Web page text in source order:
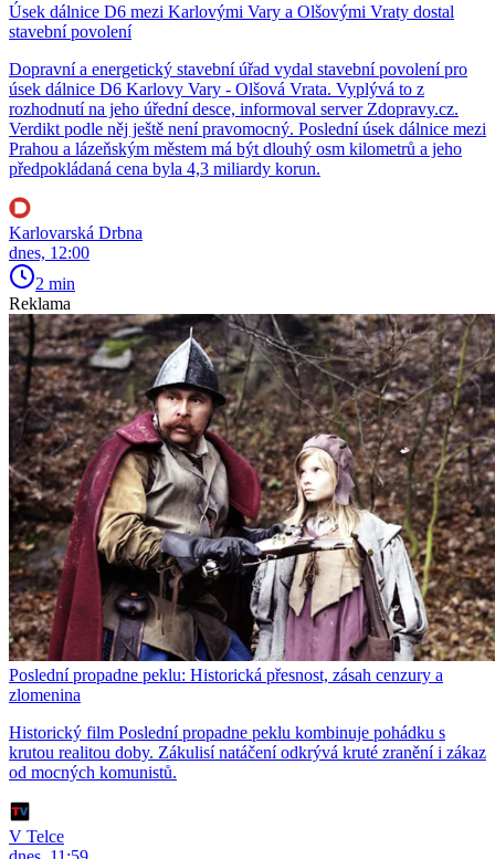
Úsek dálnice D6 mezi Karlovými Vary a Olšovými Vraty dostal
stavební povolení
Dopravní a energetický stavební úřad vydal stavební povolení pro
úsek dálnice D6 Karlovy Vary - Olšová Vrata. Vyplývá to z
rozhodnutí na jeho úřední desce, informoval server Zdopravy.cz.
Verdikt podle něj ještě není pravomocný. Poslední úsek dálnice mezi
Prahou a lázeňským městem má být dlouhý osm kilometrů a jeho
předpokládaná cena byla 4,3 miliardy korun.
Karlovarská Drbna
dnes, 12:00
2 min
Reklama
Poslední propadne peklu: Historická přesnost, zásah cenzury a
zlomenina
Historický film Poslední propadne peklu kombinuje pohádku s
krutou realitou doby. Zákulisí natáčení odkrývá kruté zranění i zákaz
od mocných komunistů.
V Telce